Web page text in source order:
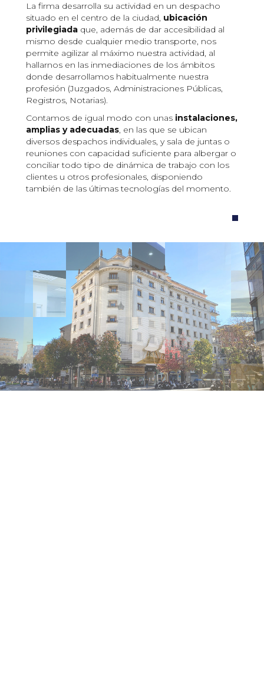
La firma desarrolla su actividad en un despacho
situado en el centro de la ciudad, ubicación
privilegiada que, además de dar accesibilidad al
mismo desde cualquier medio transporte, nos
permite agilizar al máximo nuestra actividad, al
hallarnos en las inmediaciones de los ámbitos
donde desarrollamos habitualmente nuestra
profesión (Juzgados, Administraciones Públicas,
Registros, Notarias).
Contamos de igual modo con unas instalaciones,
amplias y adecuadas, en las que se ubican
diversos despachos individuales, y sala de juntas o
reuniones con capacidad suficiente para albergar o
conciliar todo tipo de dinámica de trabajo con los
clientes u otros profesionales, disponiendo
también de las últimas tecnologías del momento.